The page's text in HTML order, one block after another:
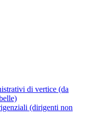
di vertice (da
(dirigenti non